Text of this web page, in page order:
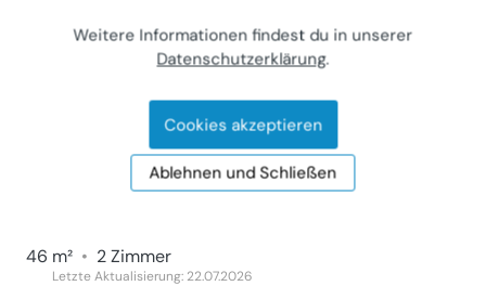
Wohnung (Kauf)
Wien, Rauscherstraße 7
Privater Anbieter
46 m² • 2 Zimmer
Letzte Aktualisierung: 22.07.2026
Weitere Informationen findest du in unserer
Datenschutzerklärung.
Cookies akzeptieren
Ablehnen und Schließen